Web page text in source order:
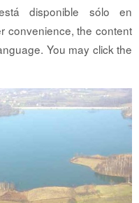
disponible sólo en
convenience, the content
You may click the